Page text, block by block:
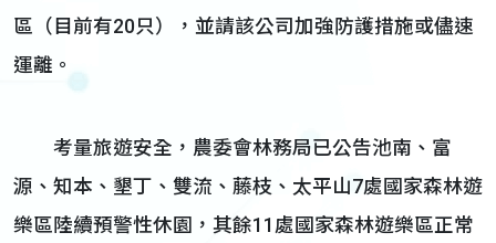
區（目前有20只），並請該公司加強防護措施或儘速
運離。
考量旅遊安全，農委會林務局已公告池南、富
源、知本、墾丁、雙流、藤枝、太平山7處國家森林遊
樂區陸續預警性休園，其餘11處國家森林遊樂區正常